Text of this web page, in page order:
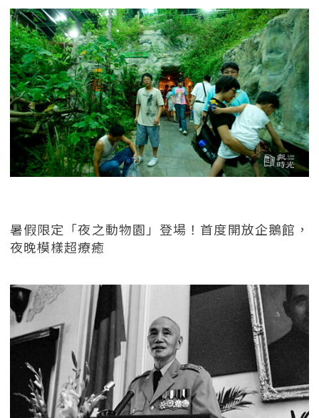
暑假限定「夜之動物園」登場！首度開放企鵝館，
夜晚模樣超療癒